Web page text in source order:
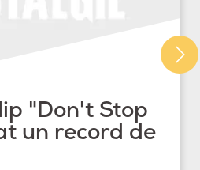
"Don't Stop
un record de